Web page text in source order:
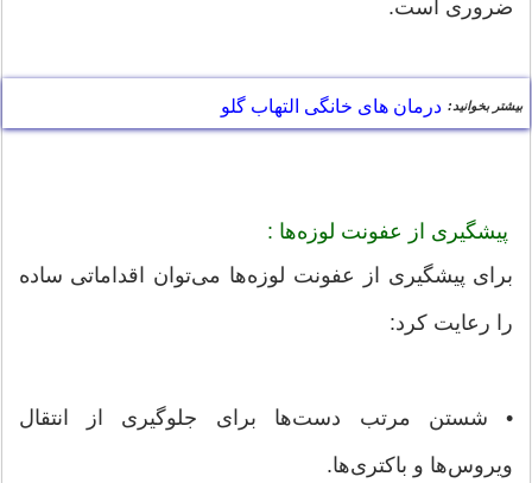
ضروری است.
بیشتر بخوانید: درمان های خانگی التهاب گلو
پیشگیری از عفونت لوزه‌ها :
برای پیشگیری از عفونت لوزه‌ها می‌توان اقداماتی ساده
را رعایت کرد:
• شستن مرتب دست‌ها برای جلوگیری از انتقال
ویروس‌ها و باکتری‌ها.